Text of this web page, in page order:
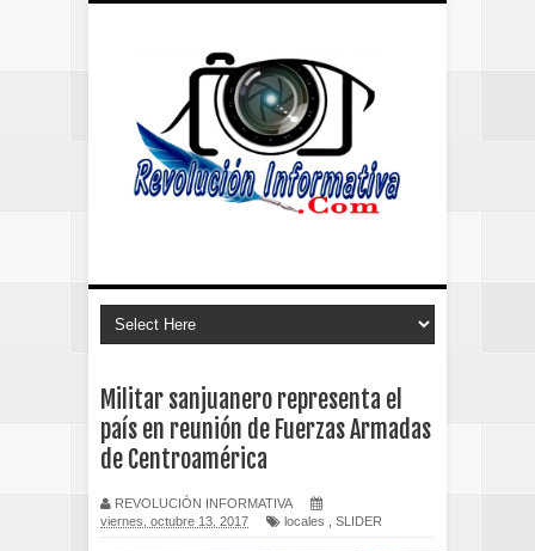
Militar sanjuanero representa el
país en reunión de Fuerzas Armadas
de Centroamérica
REVOLUCIÓN INFORMATIVA
viernes, octubre 13, 2017
locales SLIDER